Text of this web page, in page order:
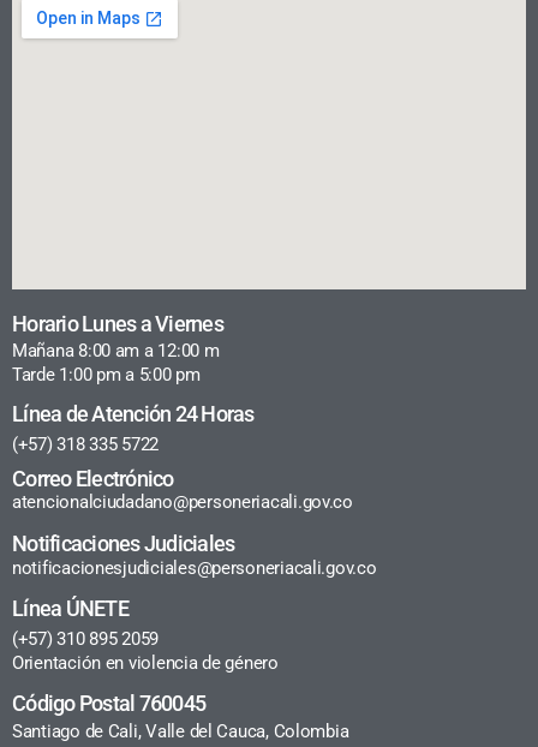
Horario Lunes a Viernes
Mañana 8:00 am a 12:00 m
Tarde 1:00 pm a 5:00 pm
Línea de Atención 24 Horas
(+57) 318 335 5722
Correo Electrónico
atencionalciudadano@personeriacali.gov.co
Notificaciones Judiciales
notificacionesjudiciales@personeriacali.gov.co
Línea ÚNETE
(+57) 310 895 2059
Orientación en violencia de género
Código Postal 760045
Santiago de Cali, Valle del Cauca, Colombia